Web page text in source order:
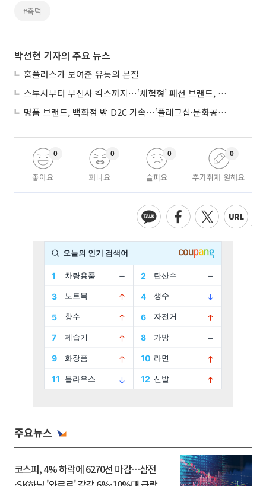
#축덕
박선현 기자의 주요 뉴스
홈플러스가 보여준 유통의 본질
스투시부터 무신사 킥스까지…‘체험형’ 패션 브랜드, 잇단 제주행
명품 브랜드, 백화점 밖 D2C 가속…‘플래그십·문화공간’ 전략 눈길
좋아요
0
화나요
0
슬퍼요
0
추가취재 원해요
0
주요뉴스
코스피, 4% 하락에 6270선 마감…삼전